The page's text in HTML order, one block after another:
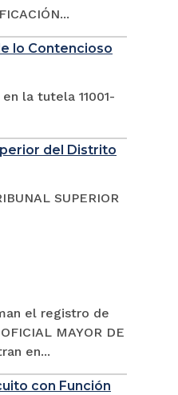
lo Contencioso
la tutela 11001-
del Distrito
SUPERIOR
el registro de
MAYOR DE
en...
con Función